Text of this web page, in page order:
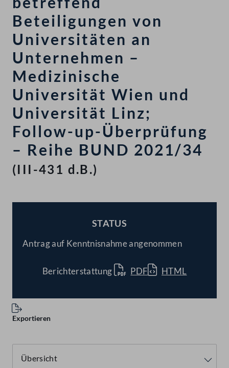
Beteiligungen von
Universitäten an
Unternehmen –
Medizinische
Universität Wien und
Universität Linz;
Follow-up-Überprüfung
– Reihe BUND 2021/34
(III-431 d.B.)
STATUS
Antrag auf Kenntnisnahme angenommen
Berichterstattung PDF HTML
Exportieren